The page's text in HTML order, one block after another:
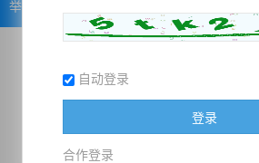
举报
自动登录
登录
合作登录